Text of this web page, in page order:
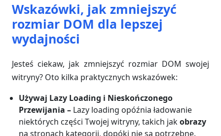
Wskazówki, jak zmniejszyć
rozmiar DOM dla lepszej
wydajności
Jesteś ciekaw, jak zmniejszyć rozmiar DOM swojej
witryny? Oto kilka praktycznych wskazówek:
Używaj Lazy Loading i Nieskończonego
Przewijania – Lazy loading opóźnia ładowanie
niektórych części Twojej witryny, takich jakobrazy
na stronach kategorii, dopóki nie są potrzebne.